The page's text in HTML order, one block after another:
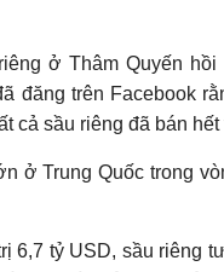
ở Thâm Quyến
đăng trên Facebook
cả sầu riêng đã bán
ở Trung Quốc trong
tỷ USD, sầu riêng